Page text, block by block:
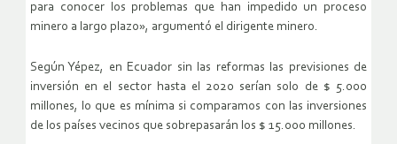
para conocer los problemas que han impedido un proceso
minero a largo plazo», argumentó el dirigente minero.
Según Yépez, en Ecuador sin las reformas las previsiones de
inversión en el sector hasta el 2020 serían solo de $ 5.000
millones, lo que es mínima si comparamos con las inversiones
de los países vecinos que sobrepasarán los $ 15.000 millones.